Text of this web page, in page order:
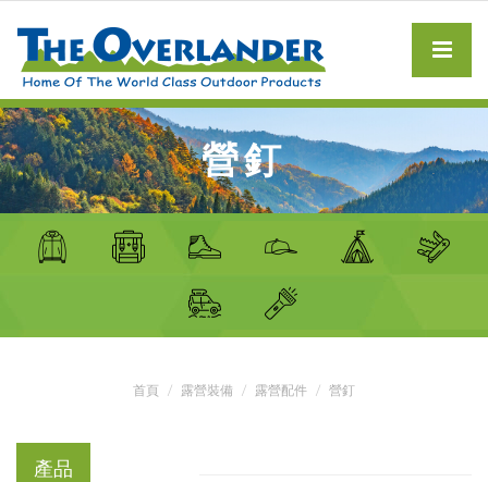
營釘
首頁 露營裝備 露營配件 營釘
產品